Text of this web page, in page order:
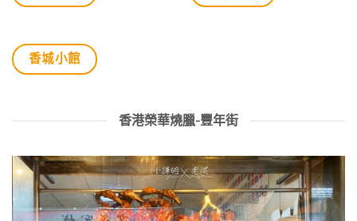
香城小館
香港榮華燒臘-豐年街